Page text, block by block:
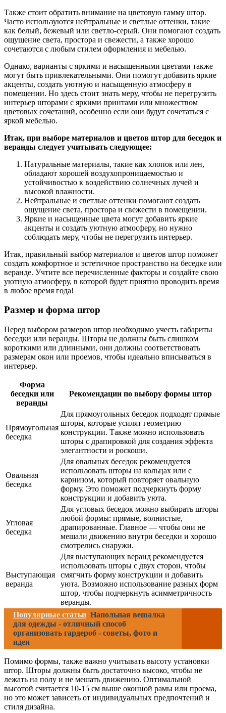
Также стоит обратить внимание на цветовую гамму штор.
Часто используются нейтральные и светлые оттенки, такие
как белый, бежевый или светло-серый. Они помогают создать
ощущение света, простора и свежести, а также хорошо
сочетаются с любым стилем оформления и мебелью.
Однако, варианты с яркими и насыщенными цветами также
могут быть привлекательными. Они помогут добавить яркие
акценты, создать уютную и насыщенную атмосферу в
помещении. Но здесь стоит знать меру, чтобы не перегрузить
интерьер шторами с яркими принтами или множеством
цветовых сочетаний, особенно если они будут сочетаться с
яркой мебелью.
Итак, при выборе материалов и цветов штор для беседок и
веранды следует учитывать следующее:
Натуральные материалы, такие как хлопок или лен,
обладают хорошей воздухопроницаемостью и
устойчивостью к воздействию солнечных лучей и
высокой влажности.
Нейтральные и светлые оттенки помогают создать
ощущение света, простора и свежести в помещении.
Яркие и насыщенные цвета могут добавить яркие
акценты и создать уютную атмосферу, но нужно
соблюдать меру, чтобы не перегрузить интерьер.
Итак, правильный выбор материалов и цветов штор поможет
создать комфортное и эстетичное пространство на беседке или
веранде. Учтите все перечисленные факторы и создайте свою
уютную атмосферу, в которой будет приятно проводить время
в любое время года!
Размер и форма штор
Перед выбором размеров штор необходимо учесть габариты
беседки или веранды. Шторы не должны быть слишком
короткими или длинными, они должны соответствовать
размерам окон или проемов, чтобы идеально вписываться в
интерьер.
Форма
беседки или
веранды
Рекомендации по выбору формы штор
Прямоугольная
беседка
Для прямоугольных беседок подходят прямые
шторы, которые усилят геометрию
конструкции. Также можно использовать
шторы с драпировкой для создания эффекта
элегантности и роскоши.
Овальная
беседка
Для овальных беседок рекомендуется
использовать шторы на кольцах или с
карнизом, который повторяет овальную
форму. Это поможет подчеркнуть форму
конструкции и добавить уюта.
Угловая
беседка
Для угловых беседок можно выбирать шторы
любой формы: прямые, волнистые,
драпированные. Главное — чтобы они не
мешали движению внутри беседки и хорошо
смотрелись снаружи.
Выступающая
веранда
Для выступающих веранд рекомендуется
использовать шторы с двух сторон, чтобы
смягчить форму конструкции и добавить
уюта. Возможно использование разных форм
штор, чтобы подчеркнуть асимметричность
веранды.
Популярные статьи Напольная вешалка
для одежды - отличный способ
организовать гардероб - советы, фото и
идеи
Помимо формы, также важно учитывать высоту установки
штор. Шторы должны быть достаточно высоко, чтобы не
лежать на полу и не мешать движению. Оптимальной
высотой считается 10-15 см выше оконной рамы или проема,
но это может зависеть от индивидуальных предпочтений и
стиля дизайна.